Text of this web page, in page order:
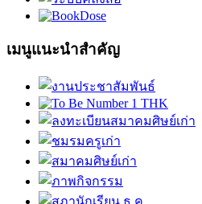
เมนูแนะนำสำคัญ